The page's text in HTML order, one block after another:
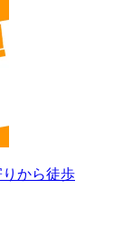
りから徒歩